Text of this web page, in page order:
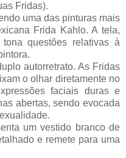
Fridas).
uma das pinturas mais
Frida Kahlo. A tela,
questões relativas à
autorretrato. As Fridas
o olhar diretamente no
faciais duras e
abertas, sendo evocada
um vestido branco de
e remete para uma